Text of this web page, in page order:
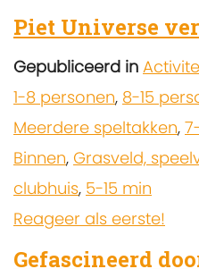
Piet Universe
Gepubliceerd in
1-8 personen, 8-15
Meerdere speltakken,
Binnen, Grasveld,
clubhuis, 5-15 min
Reageer als eerste!
Gefascineerd